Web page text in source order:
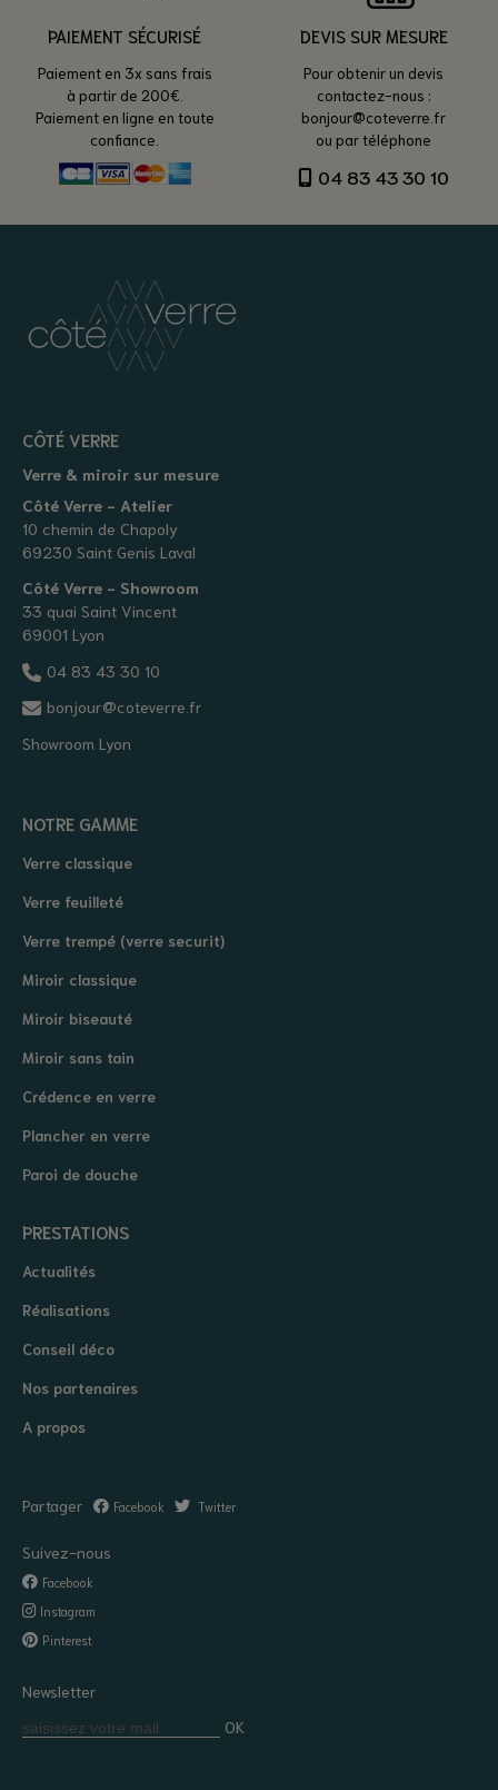
PAIEMENT SÉCURISÉ
Paiement en 3x sans frais
à partir de 200€.
Paiement en ligne en toute
confiance.
DEVIS SUR MESURE
Pour obtenir un devis
contactez-nous :
bonjour@coteverre.fr
ou par téléphone
04 83 43 30 10
CÔTÉ VERRE
Verre & miroir sur mesure
Côté Verre - Atelier
10 chemin de Chapoly
69230 Saint Genis Laval
Côté Verre - Showroom
33 quai Saint Vincent
69001 Lyon
04 83 43 30 10
bonjour@coteverre.fr
Showroom Lyon
NOTRE GAMME
Verre classique
Verre feuilleté
Verre trempé (verre securit)
Miroir classique
Miroir biseauté
Miroir sans tain
Crédence en verre
Plancher en verre
Paroi de douche
PRESTATIONS
Actualités
Réalisations
Conseil déco
Nos partenaires
A propos
Partager Facebook Twitter
Suivez-nous
Facebook
Instagram
Pinterest
Newsletter
OK